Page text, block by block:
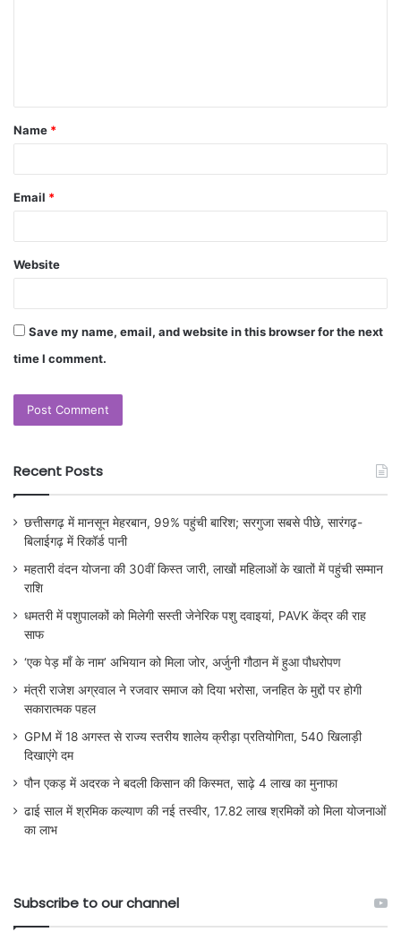
Name *
Email *
Website
Save my name, email, and website in this browser for the next
time I comment.
Recent Posts
छत्तीसगढ़ में मानसून मेहरबान, 99% पहुंची बारिश; सरगुजा सबसे पीछे, सारंगढ़-
बिलाईगढ़ में रिकॉर्ड पानी
महतारी वंदन योजना की 30वीं किस्त जारी, लाखों महिलाओं के खातों में पहुंची सम्मान
राशि
धमतरी में पशुपालकों को मिलेगी सस्ती जेनेरिक पशु दवाइयां, PAVK केंद्र की राह
साफ
‘एक पेड़ माँ के नाम’ अभियान को मिला जोर, अर्जुनी गौठान में हुआ पौधरोपण
मंत्री राजेश अग्रवाल ने रजवार समाज को दिया भरोसा, जनहित के मुद्दों पर होगी
सकारात्मक पहल
GPM में 18 अगस्त से राज्य स्तरीय शालेय क्रीड़ा प्रतियोगिता, 540 खिलाड़ी
दिखाएंगे दम
पौन एकड़ में अदरक ने बदली किसान की किस्मत, साढ़े 4 लाख का मुनाफा
ढाई साल में श्रमिक कल्याण की नई तस्वीर, 17.82 लाख श्रमिकों को मिला योजनाओं
का लाभ
Subscribe to our channel